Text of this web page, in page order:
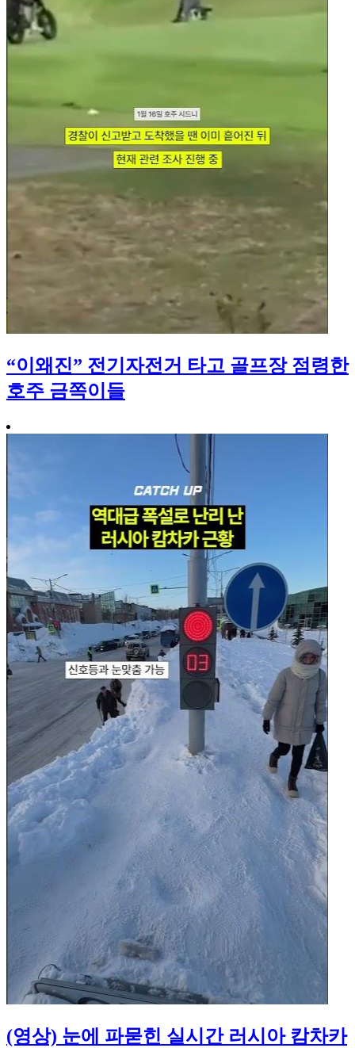
“이왜진” 전기자전거 타고 골프장 점령한
호주 금쪽이들
(영상) 눈에 파묻힌 실시간 러시아 캄차카